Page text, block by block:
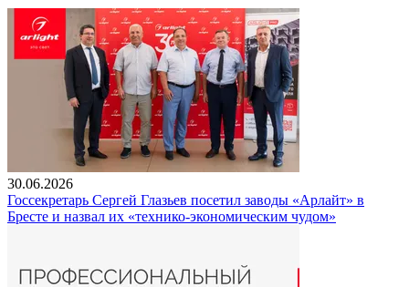
30.06.2026
Госсекретарь Сергей Глазьев посетил заводы «Арлайт» в
Бресте и назвал их «технико-экономическим чудом»